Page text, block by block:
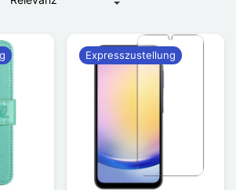
Expresszustellung